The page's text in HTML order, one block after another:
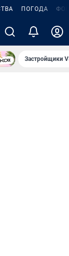
ПОГОДА
Застройщики